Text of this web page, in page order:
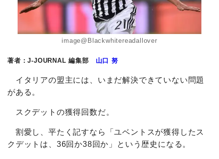
image@Blackwhitereadallover
著者：J-JOURNAL 編集部 山口 努
イタリアの盟主には、いまだ解決できていない問題
がある。
スクデットの獲得回数だ。
割愛し、平たく記すなら「ユベントスが獲得したス
クデットは、36回か38回か」という歴史になる。